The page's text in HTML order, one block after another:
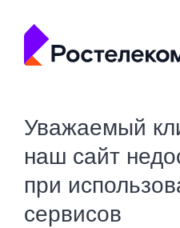
Уважаемый
наш сайт
при
сервисов